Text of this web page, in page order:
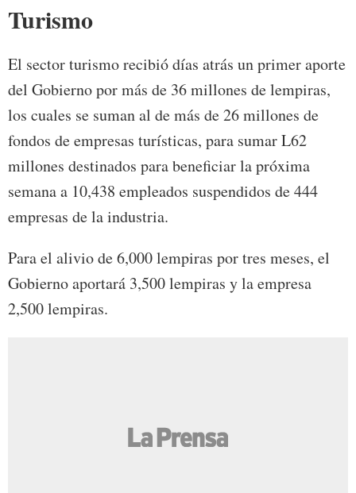
Turismo
El sector turismo recibió días atrás un primer aporte
del Gobierno por más de 36 millones de lempiras,
los cuales se suman al de más de 26 millones de
fondos de empresas turísticas, para sumar L62
millones destinados para beneficiar la próxima
semana a 10,438 empleados suspendidos de 444
empresas de la industria.
Para el alivio de 6,000 lempiras por tres meses, el
Gobierno aportará 3,500 lempiras y la empresa
2,500 lempiras.